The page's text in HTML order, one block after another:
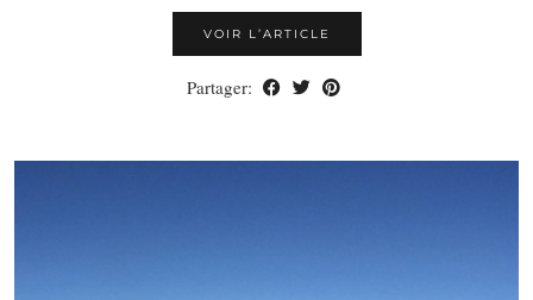
VOIR L’ARTICLE
Partager: